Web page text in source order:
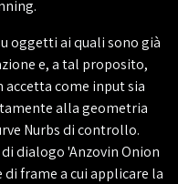
oggetti ai quali sono già
e, a tal proposito,
come input sia
alla geometria
Nurbs di controllo.
dialogo 'Anzovin Onion
frame a cui applicare la